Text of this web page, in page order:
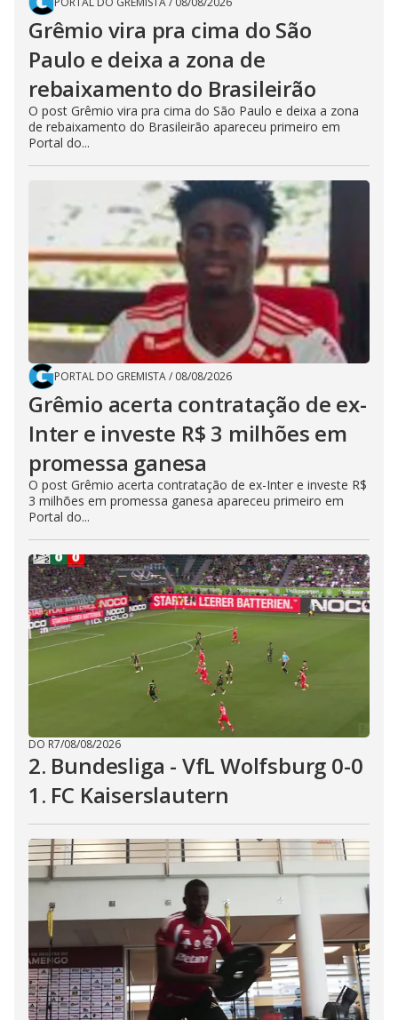
Grêmio vira pra cima do São
Paulo e deixa a zona de
rebaixamento do Brasileirão
O post Grêmio vira pra cima do São Paulo e deixa a zona
de rebaixamento do Brasileirão apareceu primeiro em
Portal do...
PORTAL DO GREMISTA/ 08/08/2026
Grêmio acerta contratação de ex-
Inter e investe R$ 3 milhões em
promessa ganesa
O post Grêmio acerta contratação de ex-Inter e investe R$
3 milhões em promessa ganesa apareceu primeiro em
Portal do...
DO R7/08/08/2026
2. Bundesliga - VfL Wolfsburg 0-0
1. FC Kaiserslautern